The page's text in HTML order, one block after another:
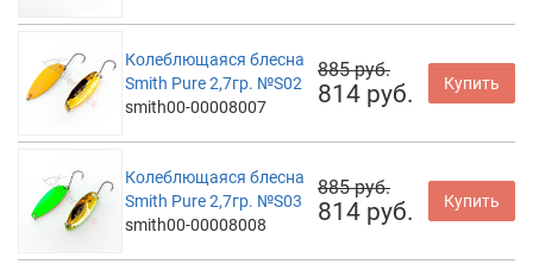
Колеблющаяся блесна
Smith Pure 2,7гр. №S02
smith00-00008007
885 руб.
814 руб. Купить
Колеблющаяся блесна
Smith Pure 2,7гр. №S03
smith00-00008008
885 руб.
814 руб. Купить